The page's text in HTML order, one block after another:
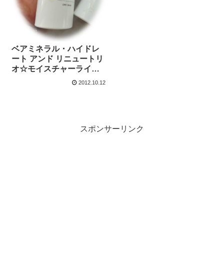
ベアミネラル・ハイドレ
ート アンド リニュートリ
オ☆モイスチャーライザ
2012.10.12
スポンサーリンク